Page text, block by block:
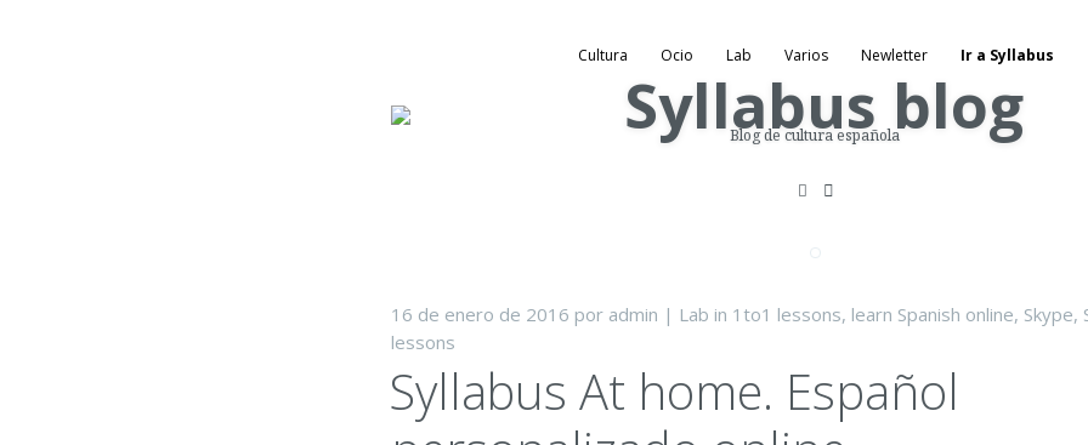
Cultura Ocio Lab Varios Newletter Ir a Syllabus
Blog de cultura española
16 de enero de 2016 por admin | Lab in 1to1 lessons, learn Spanish online, Skype,
lessons
Syllabus At home. Español